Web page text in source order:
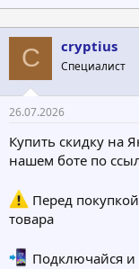
C cryptius
Специалист
26.07.2026
Купить скидку на
нашем боте по
Перед
товара
Подключайся и